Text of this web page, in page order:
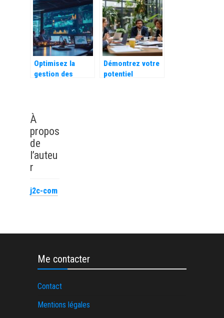
fascine toujours
les enfants
utilisant la réalité
augmentée pour
l’essayage virtuel
Optimisez la
gestion des
performant
Démontrez votre
potentiel
À
propos
de
l’auteu
r
j2c-com
Me contacter
Contact
Mentions légales